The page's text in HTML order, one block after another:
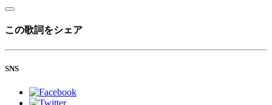
この歌詞をシェア
SNS